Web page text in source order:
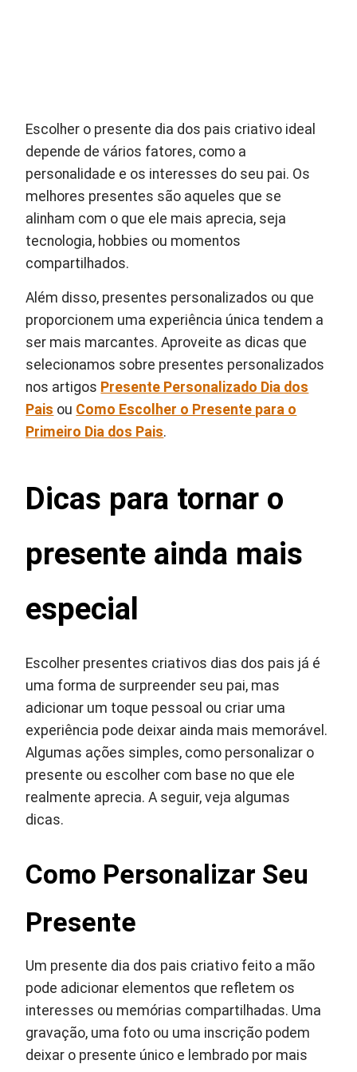
Escolher o presente dia dos pais criativo ideal
depende de vários fatores, como a
personalidade e os interesses do seu pai. Os
melhores presentes são aqueles que se
alinham com o que ele mais aprecia, seja
tecnologia, hobbies ou momentos
compartilhados.
Além disso, presentes personalizados ou que
proporcionem uma experiência única tendem a
ser mais marcantes. Aproveite as dicas que
selecionamos sobre presentes personalizados
nos artigos Presente Personalizado Dia dos
Pais ou Como Escolher o Presente para o
Primeiro Dia dos Pais.
Dicas para tornar o
presente ainda mais
especial
Escolher presentes criativos dias dos pais já é
uma forma de surpreender seu pai, mas
adicionar um toque pessoal ou criar uma
experiência pode deixar ainda mais memorável.
Algumas ações simples, como personalizar o
presente ou escolher com base no que ele
realmente aprecia. A seguir, veja algumas
dicas.
Como Personalizar Seu
Presente
Um presente dia dos pais criativo feito a mão
pode adicionar elementos que refletem os
interesses ou memórias compartilhadas. Uma
gravação, uma foto ou uma inscrição podem
deixar o presente único e lembrado por mais